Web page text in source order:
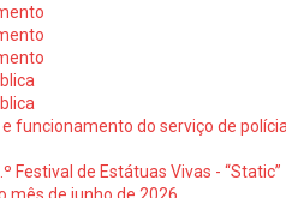
funcionamento do serviço de
Festival de Estátuas Vivas - “Static”